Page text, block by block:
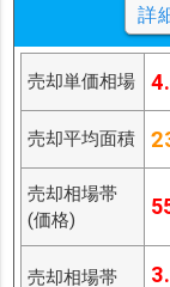
詳
売却単価相場
売却平均面積
売却相場帯
(価格)
売却相場帯